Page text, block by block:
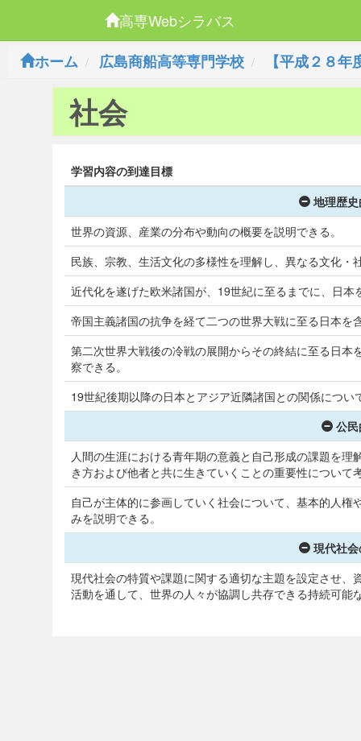
高専Webシラバス
ホーム
広島商船高等専門学校 【平成２８
社会
学習内容の到達目標
地理歴
世界の資源、産業の分布や動向の概要を説明できる。
民族、宗教、生活文化の多様性を理解し、異なる文化
近代化を遂げた欧米諸国が、19世紀に至るまでに、日
帝国主義諸国の抗争を経て二つの世界大戦に至る日本
第二次世界大戦後の冷戦の展開からその終結に至る日
察できる。
19世紀後期以降の日本とアジア近隣諸国との関係につい
公
人間の生涯における青年期の意義と自己形成の課題を
き方および他者と共に生きていくことの重要性について
自己が主体的に参画していく社会について、基本的人
みを説明できる。
現代社
現代社会の特質や課題に関する適切な主題を設定させ
活動を通して、世界の人々が協調し共存できる持続可